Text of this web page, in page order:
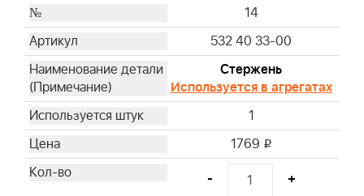
14
532 40 33-00
Стержень
Используется в агрегатах
1
1769 i
- +